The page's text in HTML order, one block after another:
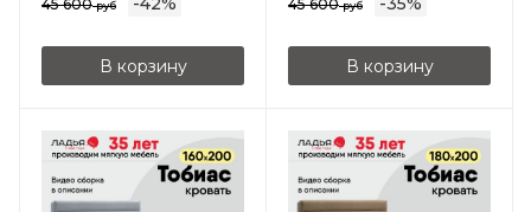
45 600руб
В корзину
45 600руб
В корзину